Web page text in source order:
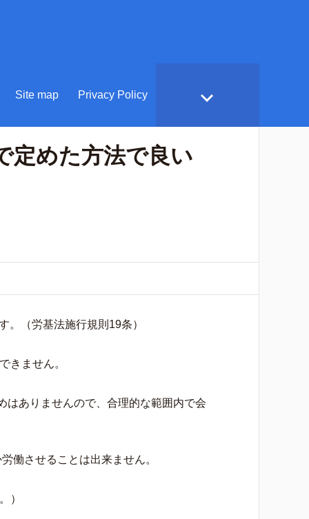
Site map Privacy Policy
定めた方法で良い
。（労基法施行規則19条）
きません。
ありませんので、合理的な範囲内で会
働させることは出来ません。
）